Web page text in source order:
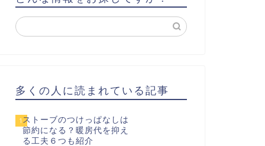
多くの人に読まれている記事
1 ストーブのつけっぱなしは
節約になる？暖房代を抑え
る工夫６つも紹介